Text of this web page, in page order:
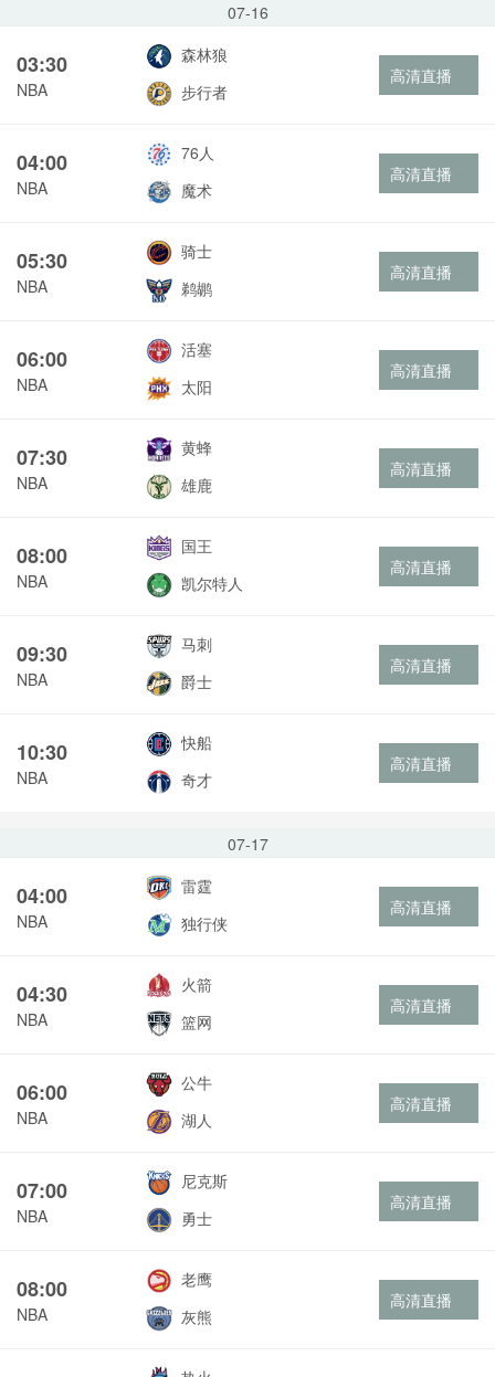
07-16
03:30
NBA
森林狼
步行者
高清直播
04:00
NBA
76人
魔术
高清直播
05:30
NBA
骑士
鹈鹕
高清直播
06:00
NBA
活塞
太阳
高清直播
07:30
NBA
黄蜂
雄鹿
高清直播
08:00
NBA
国王
凯尔特人
高清直播
09:30
NBA
马刺
爵士
高清直播
10:30
NBA
快船
奇才
高清直播
07-17
04:00
NBA
雷霆
独行侠
高清直播
04:30
NBA
火箭
篮网
高清直播
06:00
NBA
公牛
湖人
高清直播
07:00
NBA
尼克斯
勇士
高清直播
08:00
NBA
老鹰
灰熊
高清直播